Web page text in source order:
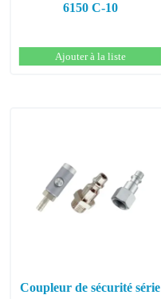
6150 C-10
Ajouter à la liste
Coupleur de sécurité série